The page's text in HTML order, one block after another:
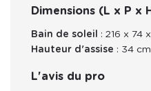
Dimensions (L x P x
Bain de soleil
: 216 x 74
Hauteur d'assise : 34 cm
L'avis du pro